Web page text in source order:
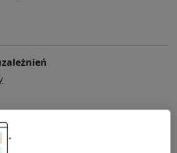
psychoterapia uzależnień